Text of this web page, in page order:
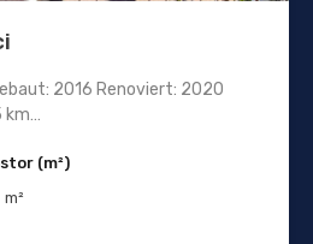
2016 Renoviert: 2020
km…
(m²)
m²